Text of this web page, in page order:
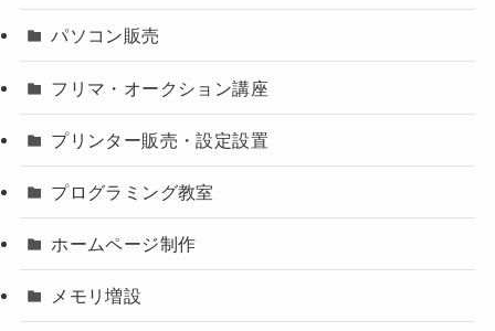
パソコン販売
フリマ・オークション講座
プリンター販売・設定設置
プログラミング教室
ホームページ制作
メモリ増設